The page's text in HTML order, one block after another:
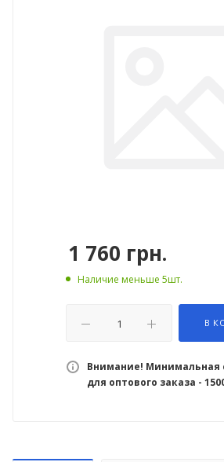
1 760 грн.
Наличие меньше 5шт.
В
Внимание! Минимальная
для оптового заказа -